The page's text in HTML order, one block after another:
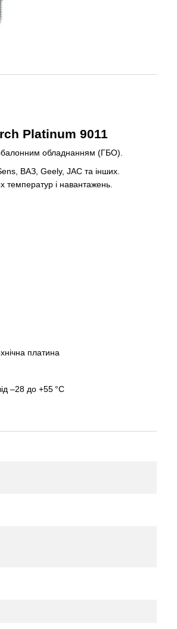
Platinum 9011
обладнанням (ГБО).
ВАЗ, Geely, JAC та інших.
температур і навантажень.
платина
–28 до +55 °C